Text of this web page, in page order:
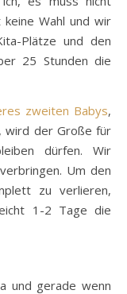
Wahl und wir
Plätze und den
25 Stunden die
zweiten Babys,
wird der Große für
dürfen. Wir
Um den
zu verlieren,
1-2 Tage die
und gerade wenn